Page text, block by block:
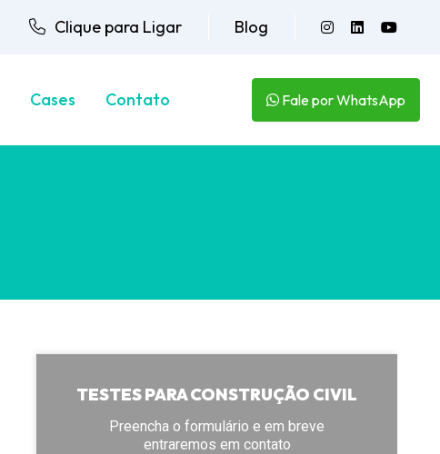
Clique para Ligar Blog
Cases Contato Fale por WhatsApp
TESTES PARA CONSTRUÇÃO CIVIL
Preencha o formulário e em breve
entraremos em contato